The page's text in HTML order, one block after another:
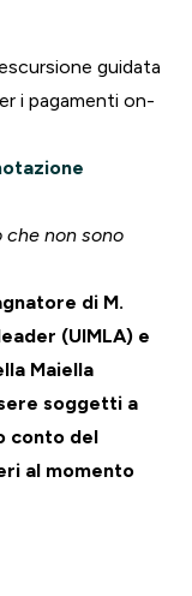
guidata
i pagamenti on-
che non sono
di M.
(UIMLA) e
Maiella
soggetti a
conto del
al momento